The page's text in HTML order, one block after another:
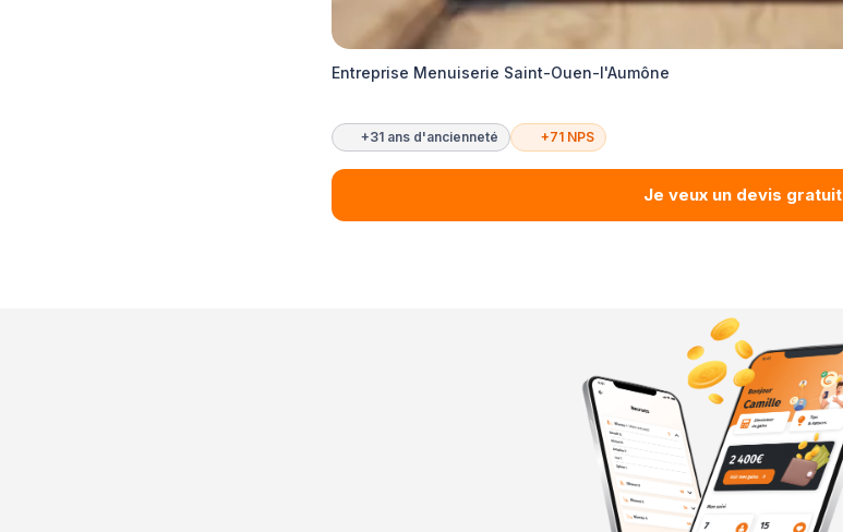
Entreprise Menuiserie Saint-Ouen-l'Aumône
+31 ans d'ancienneté +71 NPS
Je veux un devis gratuit